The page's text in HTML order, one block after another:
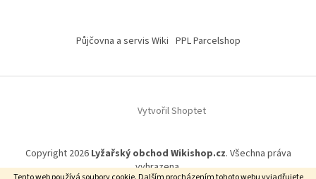
Půjčovna a servis Wiki PPL Parcelshop
Vytvořil Shoptet
Copyright 2026 Lyžařský obchod Wikishop.cz. Všechna práva
vyhrazena.